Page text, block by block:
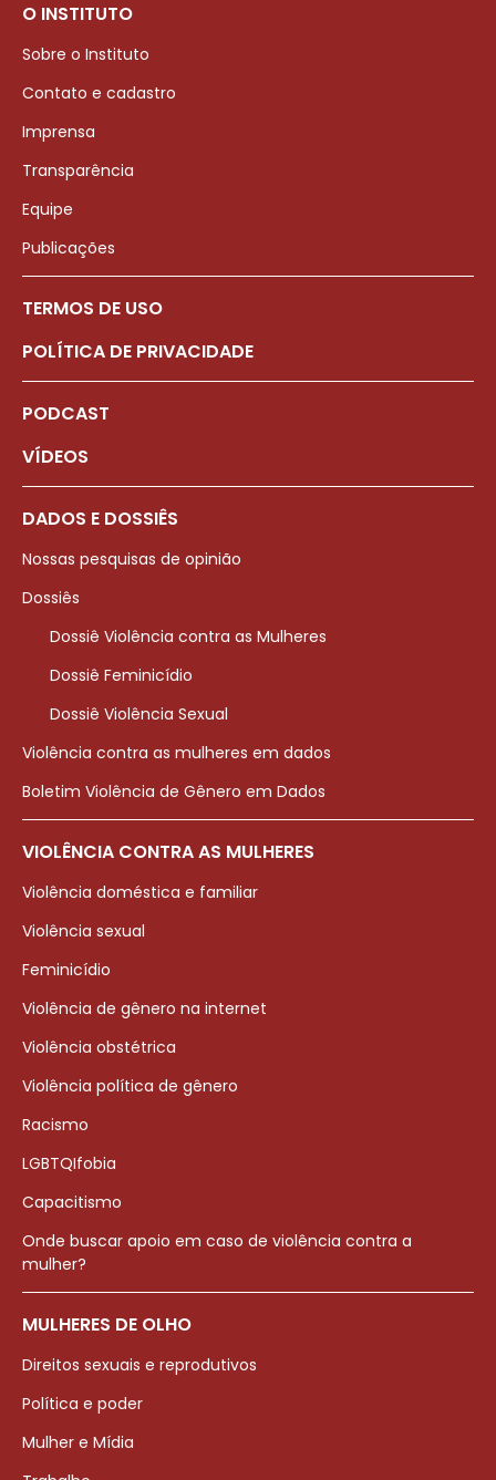
O INSTITUTO
Sobre o Instituto
Contato e cadastro
Imprensa
Transparência
Equipe
Publicações
TERMOS DE USO
POLÍTICA DE PRIVACIDADE
PODCAST
VÍDEOS
DADOS E DOSSIÊS
Nossas pesquisas de opinião
Dossiês
Dossiê Violência contra as Mulheres
Dossiê Feminicídio
Dossiê Violência Sexual
Violência contra as mulheres em dados
Boletim Violência de Gênero em Dados
VIOLÊNCIA CONTRA AS MULHERES
Violência doméstica e familiar
Violência sexual
Feminicídio
Violência de gênero na internet
Violência obstétrica
Violência política de gênero
Racismo
LGBTQIfobia
Capacitismo
Onde buscar apoio em caso de violência contra a
mulher?
MULHERES DE OLHO
Direitos sexuais e reprodutivos
Política e poder
Mulher e Mídia